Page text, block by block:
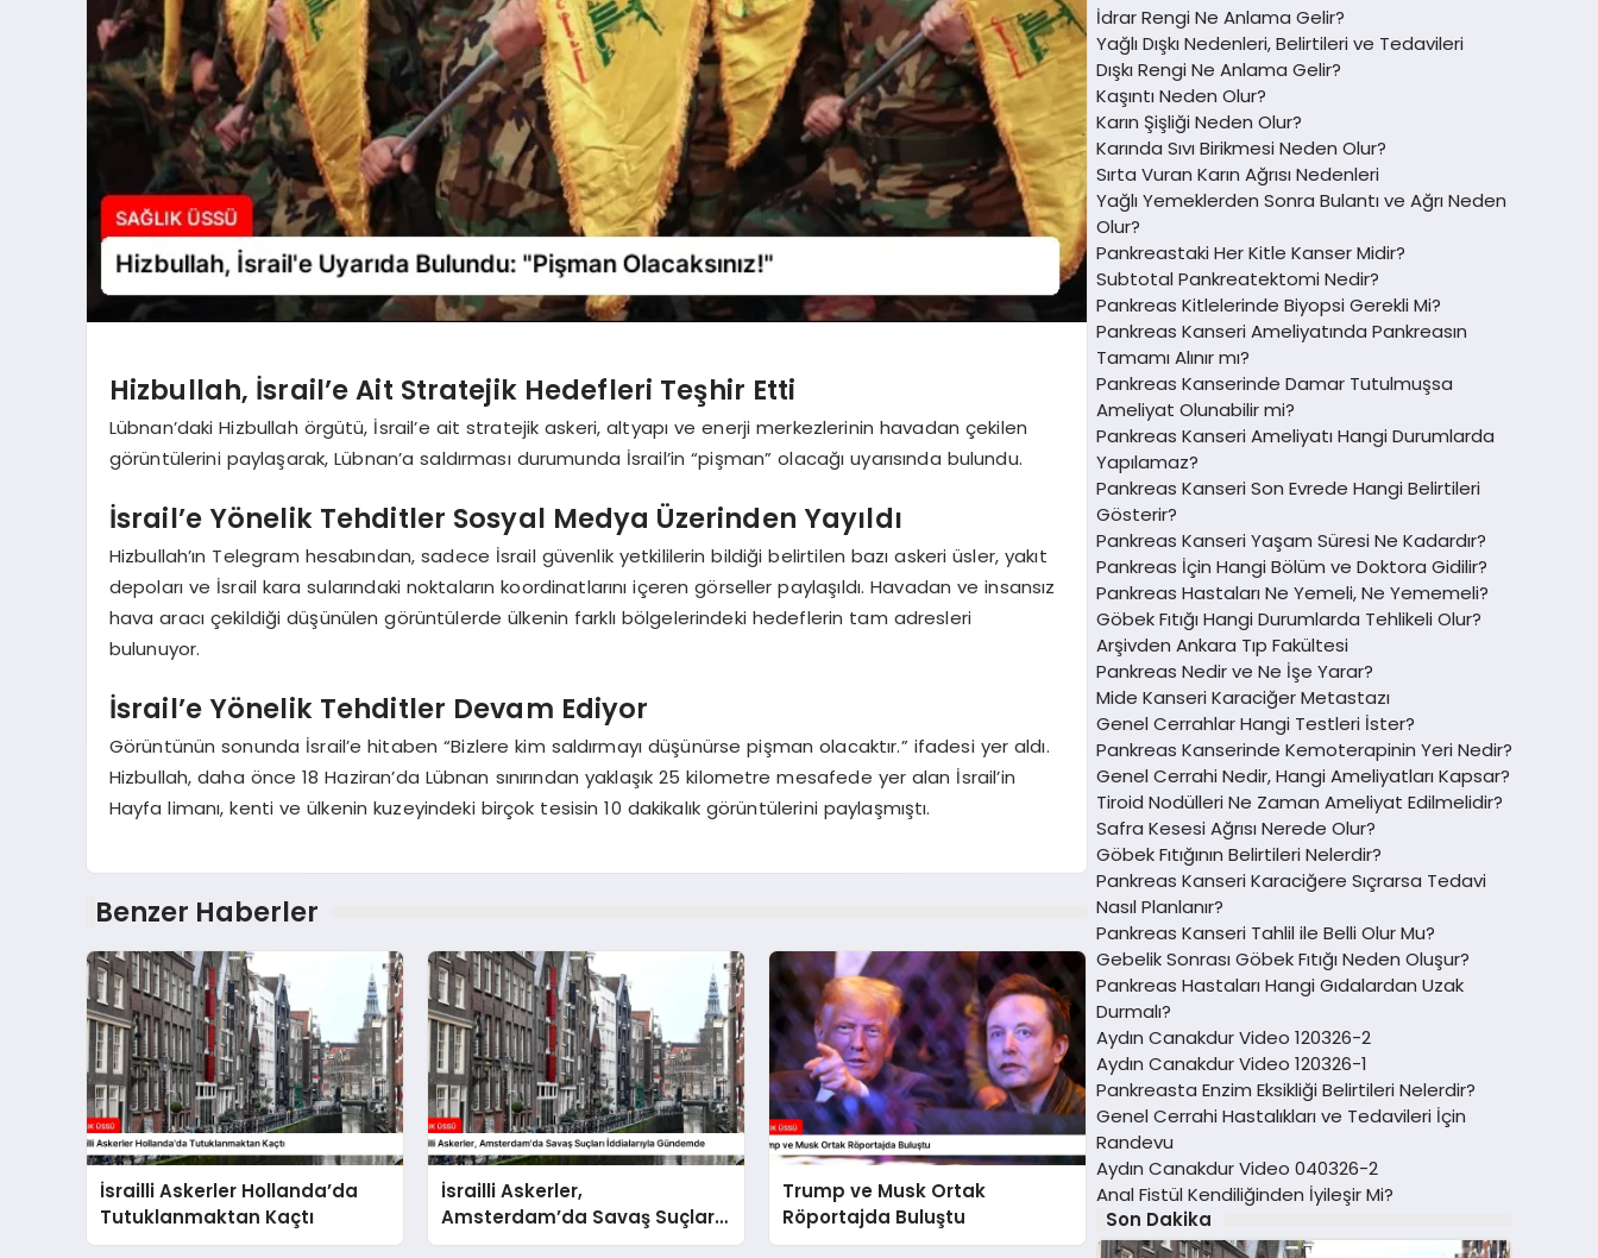
Hizbullah, İsrail’e Ait Stratejik Hedefleri Teşhir Etti
Lübnan’daki Hizbullah örgütü, İsrail’e ait stratejik askeri, altyapı ve enerji merkezlerinin havadan çekilen
görüntülerini paylaşarak, Lübnan’a saldırması durumunda İsrail’in “pişman” olacağı uyarısında bulundu.
İsrail’e Yönelik Tehditler Sosyal Medya Üzerinden Yayıldı
Hizbullah’ın Telegram hesabından, sadece İsrail güvenlik yetkililerin bildiği belirtilen bazı askeri üsler, yakıt
depoları ve İsrail kara sularındaki noktaların koordinatlarını içeren görseller paylaşıldı. Havadan ve insansız
hava aracı çekildiği düşünülen görüntülerde ülkenin farklı bölgelerindeki hedeflerin tam adresleri
bulunuyor.
İsrail’e Yönelik Tehditler Devam Ediyor
Görüntünün sonunda İsrail’e hitaben “Bizlere kim saldırmayı düşünürse pişman olacaktır.” ifadesi yer aldı.
Hizbullah, daha önce 18 Haziran’da Lübnan sınırından yaklaşık 25 kilometre mesafede yer alan İsrail’in
Hayfa limanı, kenti ve ülkenin kuzeyindeki birçok tesisin 10 dakikalık görüntülerini paylaşmıştı.
Benzer Haberler
İsrailli Askerler Hollanda’da
Tutuklanmaktan Kaçtı
İsrailli Askerler,
Amsterdam’da Savaş Suçları
İddialarıyla Gündemde
Trump ve Musk Ortak
Röportajda Buluştu
İdrar Rengi Ne Anlama Gelir?
Yağlı Dışkı Nedenleri, Belirtileri ve Tedavileri
Dışkı Rengi Ne Anlama Gelir?
Kaşıntı Neden Olur?
Karın Şişliği Neden Olur?
Karında Sıvı Birikmesi Neden Olur?
Sırta Vuran Karın Ağrısı Nedenleri
Yağlı Yemeklerden Sonra Bulantı ve Ağrı Neden
Olur?
Pankreastaki Her Kitle Kanser Midir?
Subtotal Pankreatektomi Nedir?
Pankreas Kitlelerinde Biyopsi Gerekli Mi?
Pankreas Kanseri Ameliyatında Pankreasın
Tamamı Alınır mı?
Pankreas Kanserinde Damar Tutulmuşsa
Ameliyat Olunabilir mi?
Pankreas Kanseri Ameliyatı Hangi Durumlarda
Yapılamaz?
Pankreas Kanseri Son Evrede Hangi Belirtileri
Gösterir?
Pankreas Kanseri Yaşam Süresi Ne Kadardır?
Pankreas İçin Hangi Bölüm ve Doktora Gidilir?
Pankreas Hastaları Ne Yemeli, Ne Yememeli?
Göbek Fıtığı Hangi Durumlarda Tehlikeli Olur?
Arşivden Ankara Tıp Fakültesi
Pankreas Nedir ve Ne İşe Yarar?
Mide Kanseri Karaciğer Metastazı
Genel Cerrahlar Hangi Testleri İster?
Pankreas Kanserinde Kemoterapinin Yeri Nedir?
Genel Cerrahi Nedir, Hangi Ameliyatları Kapsar?
Tiroid Nodülleri Ne Zaman Ameliyat Edilmelidir?
Safra Kesesi Ağrısı Nerede Olur?
Göbek Fıtığının Belirtileri Nelerdir?
Pankreas Kanseri Karaciğere Sıçrarsa Tedavi
Nasıl Planlanır?
Pankreas Kanseri Tahlil ile Belli Olur Mu?
Gebelik Sonrası Göbek Fıtığı Neden Oluşur?
Pankreas Hastaları Hangi Gıdalardan Uzak
Durmalı?
Aydın Canakdur Video 120326-2
Aydın Canakdur Video 120326-1
Pankreasta Enzim Eksikliği Belirtileri Nelerdir?
Genel Cerrahi Hastalıkları ve Tedavileri İçin
Randevu
Aydın Canakdur Video 040326-2
Anal Fistül Kendiliğinden İyileşir Mi?
Son Dakika